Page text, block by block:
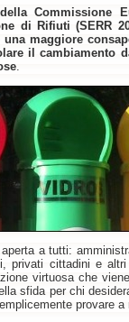
Commissione
di Rifiuti (SERR
una maggiore
il cambiamento
.
a tutti:
privati cittadini e
virtuosa che
sfida per chi
provare a